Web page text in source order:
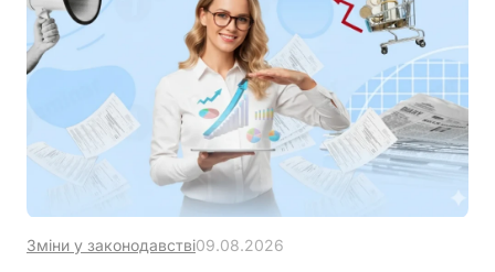
Зміни у законодавстві09.08.2026